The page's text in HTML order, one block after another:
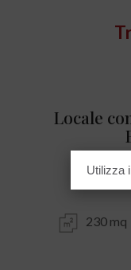
Locale
230 mq
Utilizza